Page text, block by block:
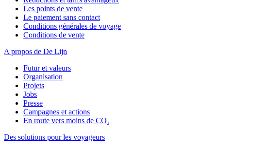
Les points de vente
Le paiement sans contact
Conditions générales de voyage
Conditions de vente
A propos de De Lijn
Futur et valeurs
Organisation
Projets
Jobs
Presse
Campagnes et actions
En route vers moins de CO₂
Des solutions pour les voyageurs